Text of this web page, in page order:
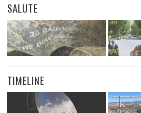
SALUTE
TIMELINE